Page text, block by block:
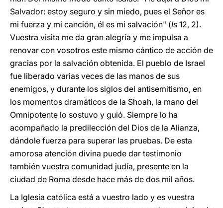
Salvador: estoy seguro y sin miedo, pues el Señor es
mi fuerza y mi canción, él es mi salvación" (Is 12, 2).
Vuestra visita me da gran alegría y me impulsa a
renovar con vosotros este mismo cántico de acción de
gracias por la salvación obtenida. El pueblo de Israel
fue liberado varias veces de las manos de sus
enemigos, y durante los siglos del antisemitismo, en
los momentos dramáticos de la Shoah, la mano del
Omnipotente lo sostuvo y guió. Siempre lo ha
acompañado la predilección del Dios de la Alianza,
dándole fuerza para superar las pruebas. De esta
amorosa atención divina puede dar testimonio
también vuestra comunidad judía, presente en la
ciudad de Roma desde hace más de dos mil años.
La Iglesia católica está a vuestro lado y es vuestra